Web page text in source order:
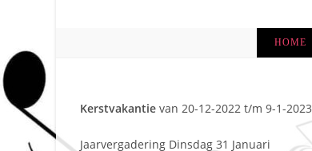
HOME
Kerstvakantievan 20-12-2022 t/m 9-1-2023
Jaarvergadering Dinsdag 31 Januari